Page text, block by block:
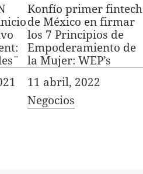
Konfío primer fintech
de México en firmar
los 7 Principios de
Empoderamiento de
la Mujer: WEP’s
Fecha
11 abril, 2022
In relation to
Negocios